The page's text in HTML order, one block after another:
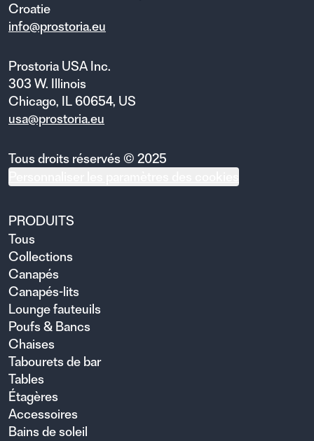
Croatie
info@prostoria.eu
Prostoria USA Inc.
303 W. Illinois
Chicago, IL 60654, US
usa@prostoria.eu
Tous droits réservés © 2025
PRODUITS
Tous
Collections
Canapés
Canapés-lits
Lounge fauteuils
Poufs & Bancs
Chaises
Tabourets de bar
Tables
Étagères
Accessoires
Bains de soleil